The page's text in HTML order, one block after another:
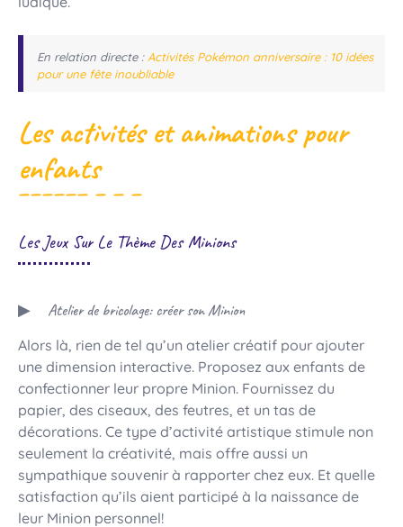
En relation directe :Activités Pokémon anniversaire : 10 idées
pour une fête inoubliable
Les activités et animations pour
enfants
Les Jeux Sur Le Thème Des Minions
Atelier de bricolage: créer son Minion
Alors là, rien de tel qu’un atelier créatif pour ajouter
une dimension interactive. Proposez aux enfants de
confectionner leur propre Minion. Fournissez du
papier, des ciseaux, des feutres, et un tas de
décorations. Ce type d’activité artistique stimule non
seulement la créativité, mais offre aussi un
sympathique souvenir à rapporter chez eux. Et quelle
satisfaction qu’ils aient participé à la naissance de
leur Minion personnel!